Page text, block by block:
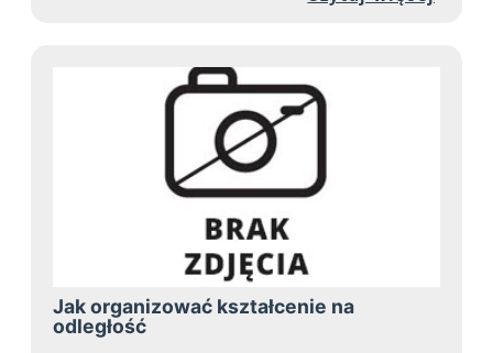
Jak organizować kształcenie na
odległość